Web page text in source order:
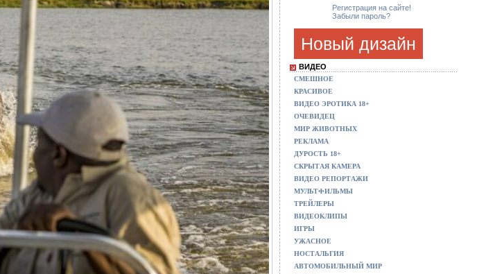
Регистрация на сайте!
Забыли пароль?
Новый дизайн
ВИДЕО
СМЕШНОЕ
КРАСИВОЕ
ВИДЕО ЭРОТИКА 18+
ОЧЕВИДЕЦ
МИР ЖИВОТНЫХ
РЕКЛАМА
ДУРОСТЬ 18+
СКРЫТАЯ КАМЕРА
ВИДЕО РЕПОРТАЖИ
МУЛЬТФИЛЬМЫ
ТРЕЙЛЕРЫ
ВИДЕОКЛИПЫ
ИГРЫ
УЖАСНОЕ
НОСТАЛЬГИЯ
АВТОМОБИЛЬНЫЙ МИР